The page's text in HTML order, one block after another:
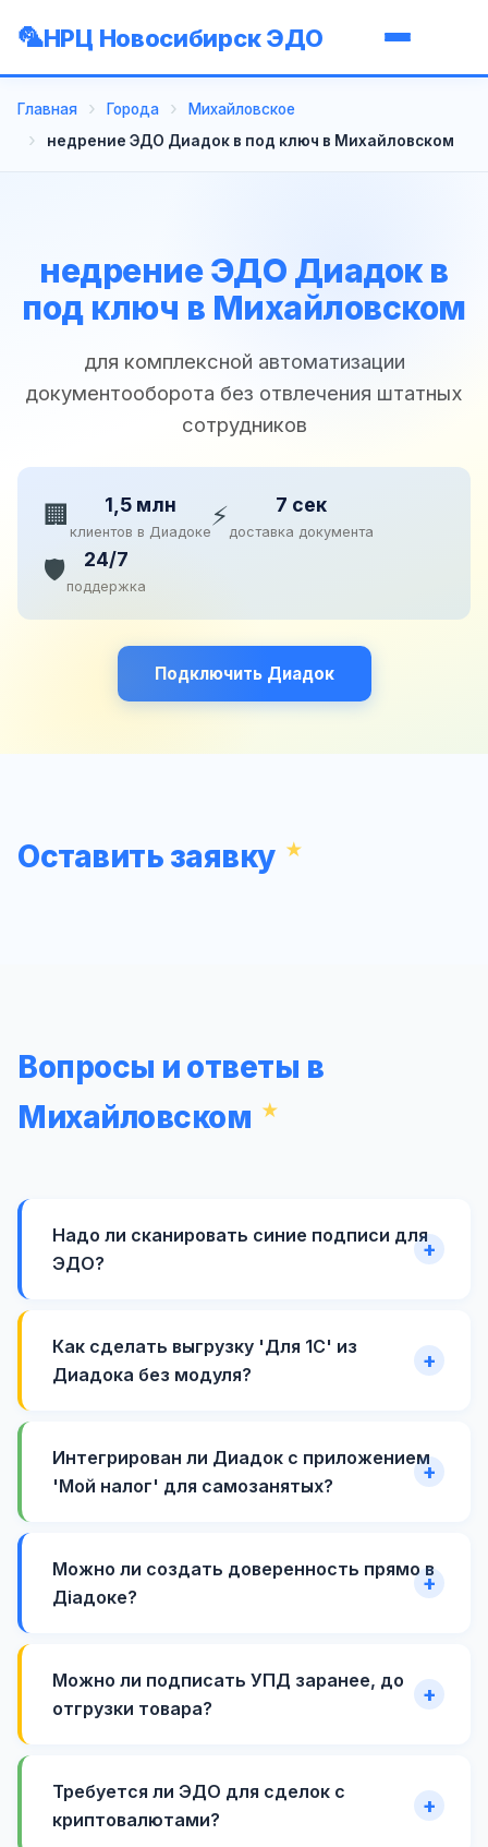
НРЦ Новосибирск ЭДО
Главная Города
Михайловское
недрение ЭДО Диадок в под ключ в Михайловском
недрение ЭДО Диадок в
под ключ в Михайловском
для комплексной автоматизации
документооборота без отвлечения штатных
сотрудников
🏢 1,5 млн
клиентов в Диадоке⚡ 7 сек
доставка документа
🛡️ 24/7
поддержка
Подключить Диадок
Оставить заявку
Вопросы и ответы в
Михайловском
Надо ли сканировать синие подписи для
ЭДО?
Как сделать выгрузку 'Для 1С' из
Диадока без модуля?
Интегрирован ли Диадок с приложением
'Мой налог' для самозанятых?
Можно ли создать доверенность прямо в
Діадоке?
Можно ли подписать УПД заранее, до
отгрузки товара?
Требуется ли ЭДО для сделок с
криптовалютами?